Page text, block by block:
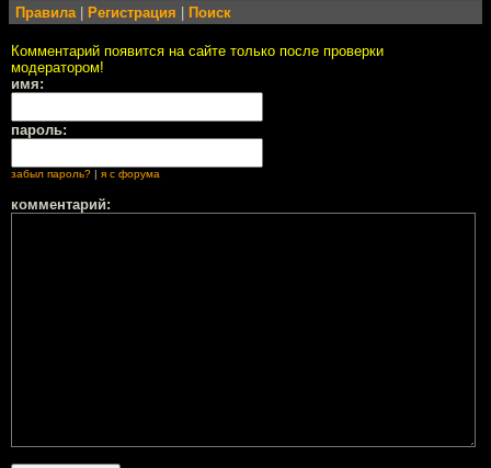
Правила | Регистрация | Поиск
Комментарий появится на сайте только после проверки
модератором!
имя:
пароль:
забыл пароль? | я с форума
комментарий: